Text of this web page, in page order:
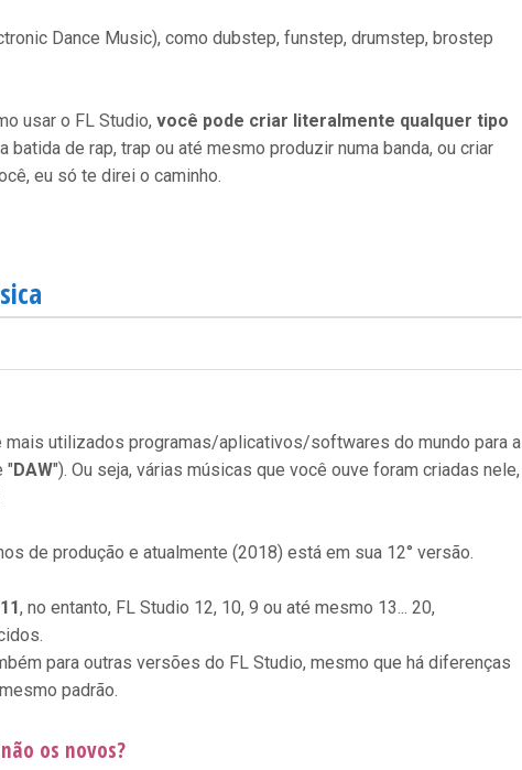
Dance Music), como dubstep, funstep, drumstep, brostep
usar o FL Studio, você pode criar literalmente qualquer tipo
batida de rap, trap ou até mesmo produzir numa banda, ou criar
eu só te direi o caminho.
mais utilizados programas/aplicativos/softwares do mundo para a
"DAW"). Ou seja, várias músicas que você ouve foram criadas nele,
de produção e atualmente (2018) está em sua 12° versão.
, no entanto, FL Studio 12, 10, 9 ou até mesmo 13... 20,
para outras versões do FL Studio, mesmo que há diferenças
padrão.
os novos?